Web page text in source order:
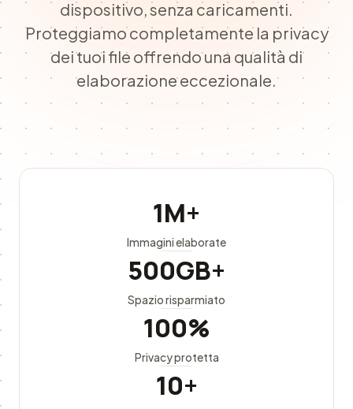
dispositivo, senza caricamenti.
Proteggiamo completamente la privacy
dei tuoi file offrendo una qualità di
elaborazione eccezionale.
1M+
Immagini elaborate
500GB+
Spazio risparmiato
100%
Privacy protetta
10+